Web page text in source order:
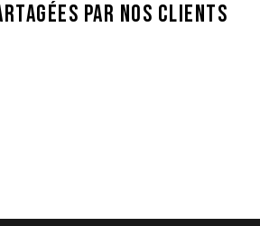
PAR NOS CLIENTS